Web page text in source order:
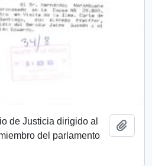
de Justicia dirigido al
del parlamento